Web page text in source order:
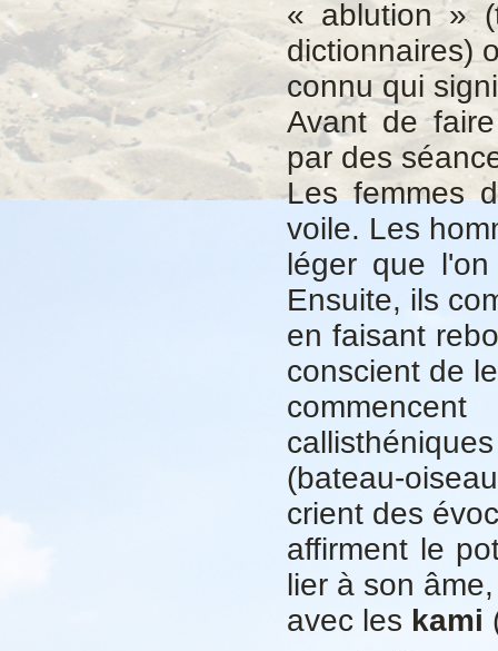
« ablution »
dictionnaires)
connu qui
Avant de
par des
Les femmes
voile. Les
léger que
Ensuite, ils
en faisant
conscient de
(bateau-
crient des
affirment le
lier à son
avec les kami